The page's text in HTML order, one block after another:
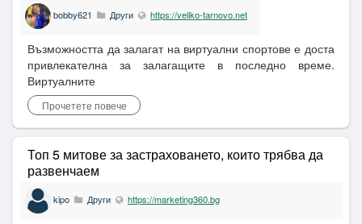
bobby621 Други https://veliko-tarnovo.net
Възможността да залагат на виртуални спортове е доста
привлекателна за залагащите в последно време.
Виртуалните
Прочетете повече
Топ 5 митове за застраховането, които трябва да
развенчаем
kipo Други https://marketing360.bg